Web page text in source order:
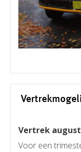
Vertrek
Voor een